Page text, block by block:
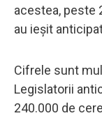
acestea, peste
au ieșit
Cifrele sunt
Legislatorii
240.000 de